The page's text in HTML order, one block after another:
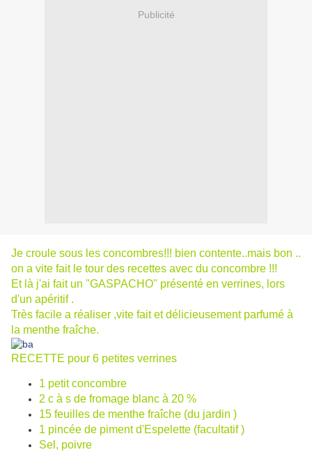
Publicité
Je croule sous les concombres!!! bien contente..mais bon ..
on a vite fait le tour des recettes avec du concombre !!!
Et là j'ai fait un "GASPACHO" présenté en verrines, lors
d'un apéritif .
Très facile a réaliser ,vite fait et délicieusement parfumé à
la menthe fraîche.
RECETTE pour 6 petites verrines
1 petit concombre
2 c à s de fromage blanc à 20 %
15 feuilles de menthe fraîche (du jardin )
1 pincée de piment d'Espelette (facultatif )
Sel, poivre